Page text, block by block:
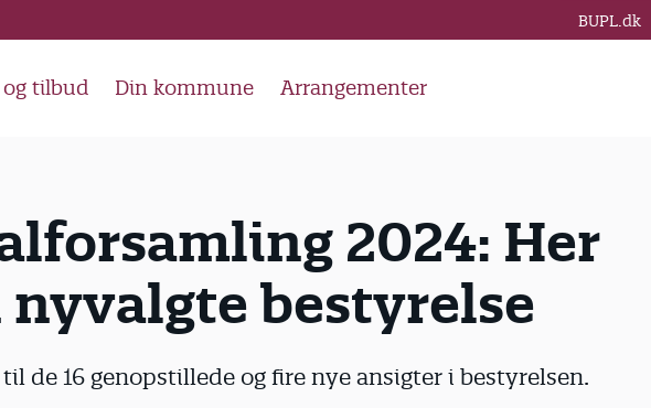
tilbud Din kommune Arrangementer
BUPL.dk
2024: Her
nyvalgte bestyrelse
de 16 genopstillede og fire nye ansigter i bestyrelsen.